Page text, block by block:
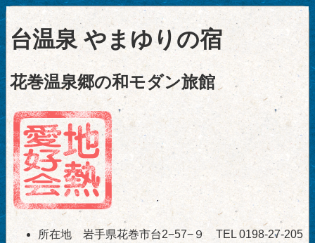
台温泉 やまゆりの宿
花巻温泉郷の和モダン旅館
所在地 岩手県花巻市台2−57−９ TEL 0198-27-205